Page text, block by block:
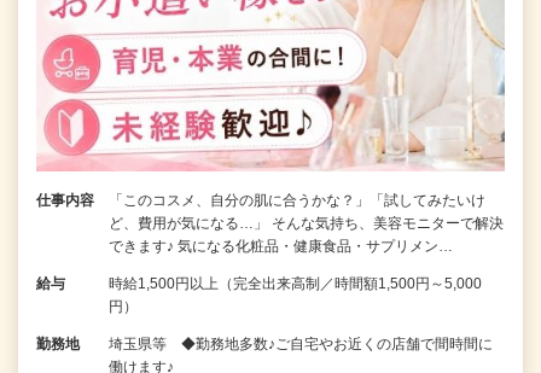
仕事内容
「このコスメ、自分の肌に合うかな？」「試してみたいけ
ど、費用が気になる…」 そんな気持ち、美容モニターで解決
できます♪ 気になる化粧品・健康食品・サプリメン…
給与
時給1,500円以上（完全出来高制／時間額1,500円～5,000
円）
勤務地
埼玉県等 ◆勤務地多数♪ご自宅やお近くの店舗で間時間に
働けます♪